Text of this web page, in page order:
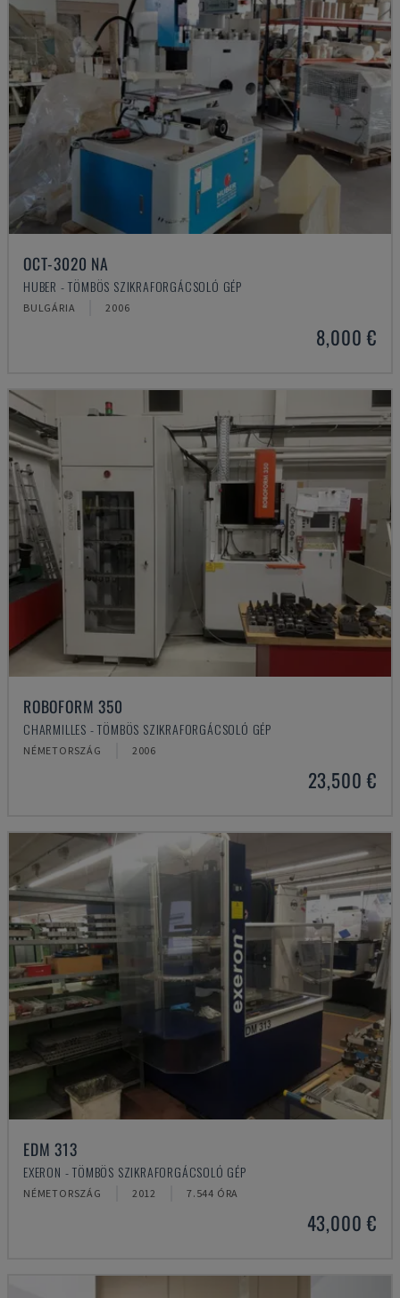
OCT-3020 NA
HUBER - TÖMBÖS SZIKRAFORGÁCSOLÓ GÉP
BULGÁRIA 2006
8,000 €
ROBOFORM 350
CHARMILLES - TÖMBÖS SZIKRAFORGÁCSOLÓ GÉP
NÉMETORSZÁG 2006
23,500 €
EDM 313
EXERON - TÖMBÖS SZIKRAFORGÁCSOLÓ GÉP
NÉMETORSZÁG 2012 7.544 ÓRA
43,000 €